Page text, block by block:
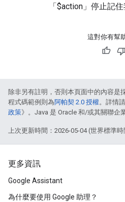
「$action」 停止記住
這對你有幫
除非另有註明，否則本頁面中的內容是
程式碼範例則為阿帕契 2.0 授權。詳情
政策》。Java 是 Oracle 和/或其關聯企
上次更新時間：2026-05-04 (世界標準時
更多資訊
Google Assistant
為什麼要使用 Google 助理？